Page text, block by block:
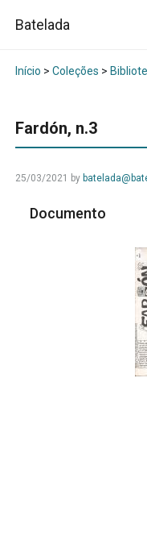
Batelada
Início > Coleções >
Fardón, n.3
25/03/2021 by
Documento